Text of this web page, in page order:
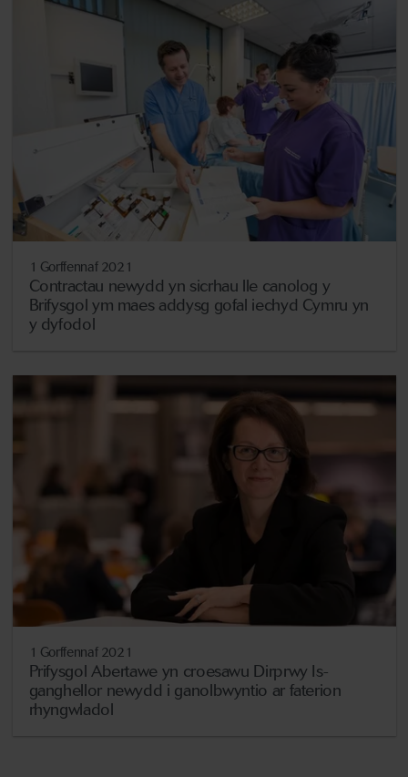
1 Gorffennaf 2021
Contractau newydd yn sicrhau lle canolog y
Brifysgol ym maes addysg gofal iechyd Cymru yn
y dyfodol
1 Gorffennaf 2021
Prifysgol Abertawe yn croesawu Dirprwy Is-
ganghellor newydd i ganolbwyntio ar faterion
rhyngwladol